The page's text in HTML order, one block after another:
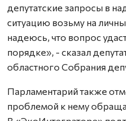
депутатские запросы в
ситуацию возьму на
надеюсь, что вопрос
порядке», - сказал
областного Собрания
Парламентарий также
проблемой к нему